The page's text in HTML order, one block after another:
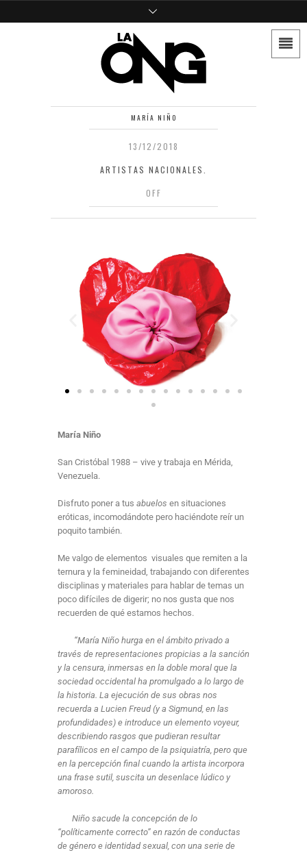
MARÍA NIÑO
13/12/2018
ARTISTAS NACIONALES.
OFF
María Niño
San Cristóbal 1988 – vive y trabaja en Mérida,
Venezuela.
Disfruto poner a tus abuelos en situaciones
eróticas, incomodándote pero haciéndote reír un
poquito también.
Me valgo de elementos visuales que remiten a la
ternura y la femineidad, trabajando con diferentes
disciplinas y materiales para hablar de temas un
poco difíciles de digerir; no nos gusta que nos
recuerden de qué estamos hechos.
“María Niño hurga en el ámbito privado a
través de representaciones propicias a la sanción
y la censura, inmersas en la doble moral que la
sociedad occidental ha promulgado a lo largo de
la historia. La ejecución de sus obras nos
recuerda a Lucien Freud (y a Sigmund, en las
profundidades) e introduce un elemento voyeur,
describiendo rasgos que pudieran resultar
parafílicos en el campo de la psiquiatría, pero que
en la percepción final cuando la artista incorpora
una frase sutil, suscita un desenlace lúdico y
amoroso.
Niño sacude la concepción de lo
“políticamente correcto” en razón de conductas
de género e identidad sexual, con una serie de